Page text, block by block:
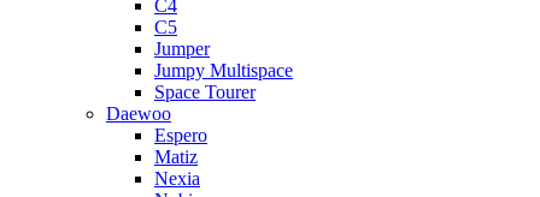
C4
C5
Jumper
Jumpy Multispace
Space Tourer
Daewoo
Espero
Matiz
Nexia